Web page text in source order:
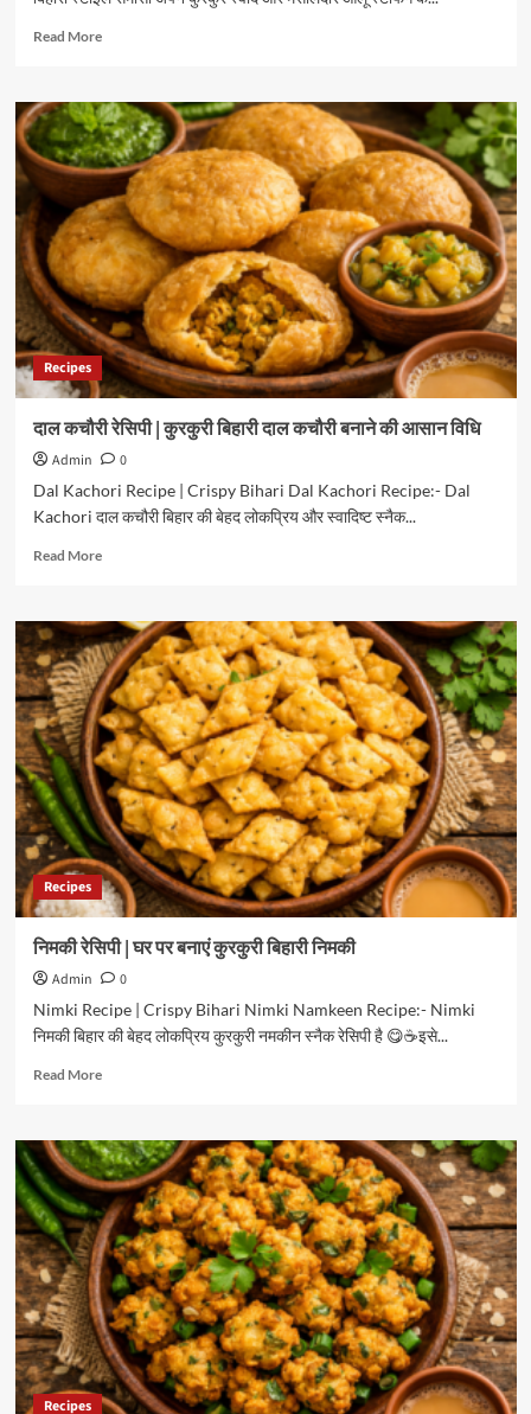
Read MoreRead
बिहारी
समोसा
रेसिपी
|
कुरकुरा
समोसा
बनाने
की
आसान
विधि
Recipes
दाल कचौरी रेसिपी | कुरकुरी बिहारी दाल कचौरी बनाने की आसान विधि
Admin
0
Dal Kachori Recipe | Crispy Bihari Dal Kachori Recipe:- Dal
Kachori दाल कचौरी बिहार की बेहद लोकप्रिय और स्वादिष्ट स्नैक...
Read MoreRead
दाल
कचौरी
रेसिपी
|
कुरकुरी
बिहारी
दाल
कचौरी
बनाने
की
आसान
विधि
Recipes
निमकी रेसिपी | घर पर बनाएं कुरकुरी बिहारी निमकी
Admin
0
Nimki Recipe | Crispy Bihari Nimki Namkeen Recipe:- Nimki
निमकी बिहार की बेहद लोकप्रिय कुरकुरी नमकीन स्नैक रेसिपी है 😋☕इसे...
Read MoreRead
निमकी
रेसिपी
|
घर
पर
बनाएं
कुरकुरी
बिहारी
निमकी
Recipes